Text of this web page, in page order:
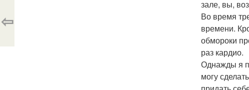
зале, вы,
Во время
времени.
обмороки
раз кардио.
Однажды я
могу
⇦